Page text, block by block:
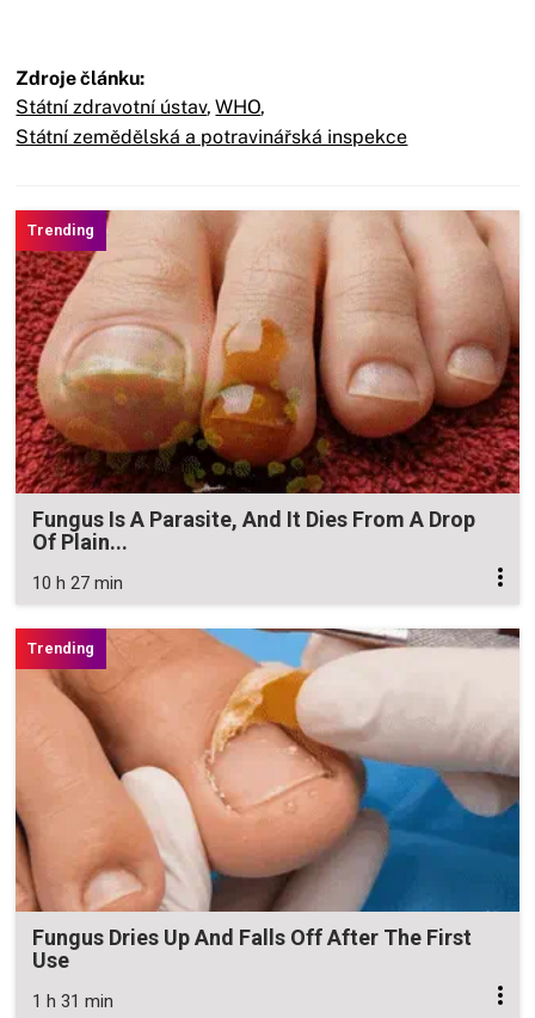
Zdroje článku:
Státní zdravotní ústav, WHO,
Státní zemědělská a potravinářská inspekce
Fungus Is A Parasite, And It Dies From A Drop
Of Plain...
10 h 27 min
Fungus Dries Up And Falls Off After The First
Use
1 h 31 min